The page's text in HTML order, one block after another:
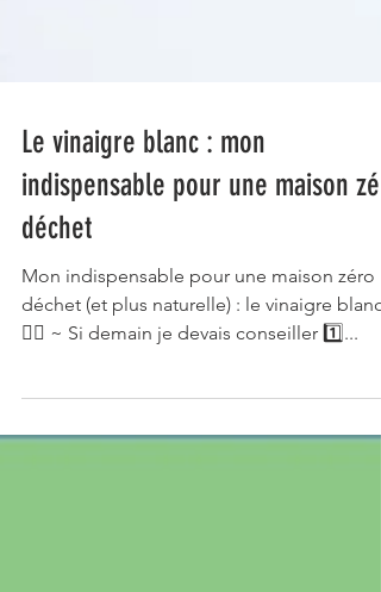
Le vinaigre blanc : mon
indispensable pour une maison
déchet
Mon indispensable pour une maison zéro
déchet (et plus naturelle) : le vinaigre blanc